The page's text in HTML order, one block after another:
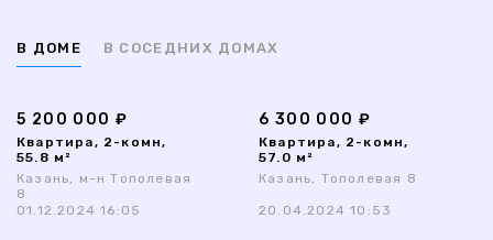
В ДОМЕ В СОСЕДНИХ ДОМАХ
5 200 000 ₽
Квартира, 2-комн,
55.8 м²
Казань, м-н Тополевая
8
01.12.2024 16:05
6 300 000 ₽
Квартира, 2-комн,
57.0 м²
Казань, Тополевая 8
20.04.2024 10:53